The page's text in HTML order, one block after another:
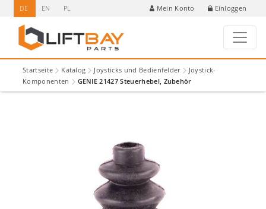
DE EN PL Mein Konto Einloggen
Startseite Katalog Joysticks und Bedienfelder
Joystick-
Komponenten
GENIE 21427 Steuerhebel, Zubehör